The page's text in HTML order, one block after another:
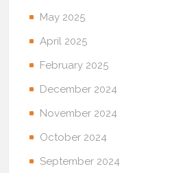
May 2025
April 2025
February 2025
December 2024
November 2024
October 2024
September 2024